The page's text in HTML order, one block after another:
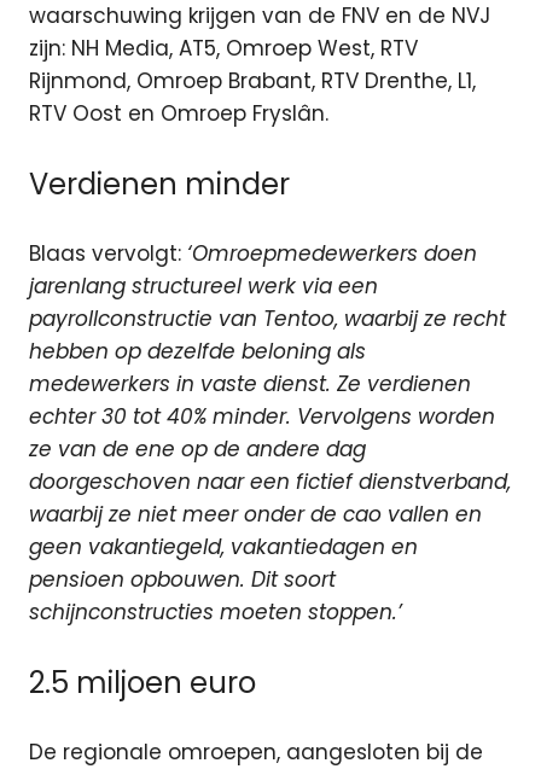
waarschuwing krijgen van de FNV en de NVJ
zijn: NH Media, AT5, Omroep West, RTV
Rijnmond, Omroep Brabant, RTV Drenthe, L1,
RTV Oost en Omroep Fryslân.
Verdienen minder
Blaas vervolgt: ‘Omroepmedewerkers doen
jarenlang structureel werk via een
payrollconstructie van Tentoo, waarbij ze recht
hebben op dezelfde beloning als
medewerkers in vaste dienst. Ze verdienen
echter 30 tot 40% minder. Vervolgens worden
ze van de ene op de andere dag
doorgeschoven naar een fictief dienstverband,
waarbij ze niet meer onder de cao vallen en
geen vakantiegeld, vakantiedagen en
pensioen opbouwen. Dit soort
schijnconstructies moeten stoppen.’
2.5 miljoen euro
De regionale omroepen, aangesloten bij de